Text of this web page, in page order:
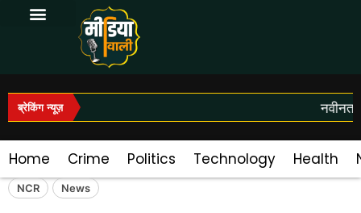
ब्रेकिंग न्यूज़
Home Crime Politics Technology Health
NCR News